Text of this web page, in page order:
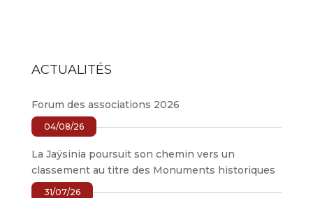
ACTUALITÉS
Forum des associations 2026
04/08/26
La Jaÿsinia poursuit son chemin vers un
classement au titre des Monuments historiques
31/07/26